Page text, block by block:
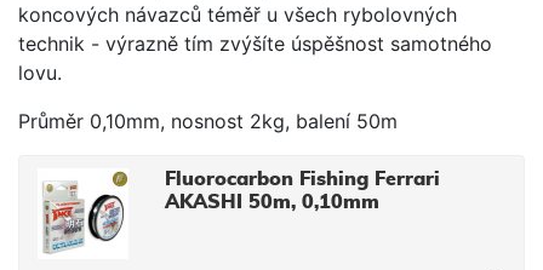
koncových návazců téměř u všech rybolovných
technik - výrazně tím zvýšíte úspěšnost samotného
lovu.
Průměr 0,10mm, nosnost 2kg, balení 50m
Fluorocarbon Fishing Ferrari
AKASHI 50m, 0,10mm